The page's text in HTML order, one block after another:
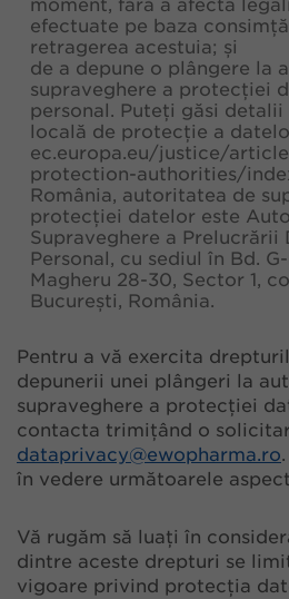
moment, fără a afecta
efectuate pe baza
retragerea acestuia; și
de a depune o plângere la
supraveghere a protecției
personal. Puteți găsi
locală de protecție a
ec.europa.eu/justice/
protection-authorities/
România, autoritatea de
protecției datelor este
Supraveghere a Prelucrării
Personal, cu sediul în Bd.
Magheru 28-30, Sector 1,
București, România.
Pentru a vă exercita
depunerii unei plângeri la
supraveghere a protecției
contacta trimițând o
dataprivacy@ewopharma.ro
în vedere următoarele
Vă rugăm să luați în
dintre aceste drepturi se
vigoare privind protecția